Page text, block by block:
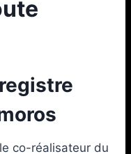
co-réalisateur du